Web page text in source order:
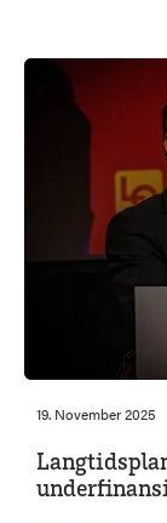
19. November 2025